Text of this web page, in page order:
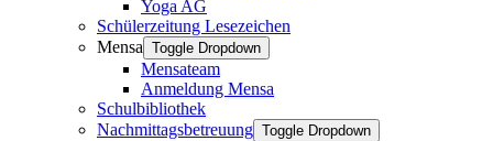
Yoga AG
Schülerzeitung Lesezeichen
Mensa Toggle Dropdown
Mensateam
Anmeldung Mensa
Schulbibliothek
Nachmittagsbetreuung Toggle Dropdown